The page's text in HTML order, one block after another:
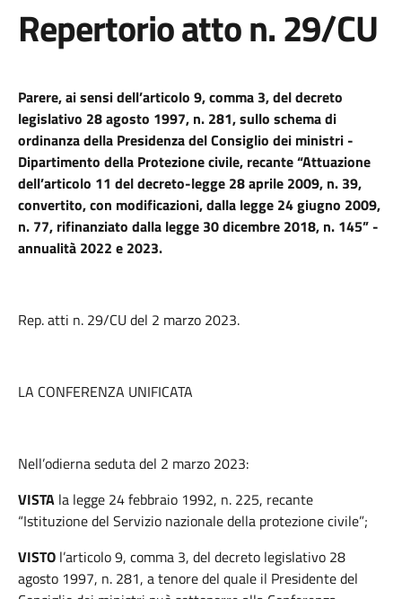
Repertorio atto n. 29/CU
Parere, ai sensi dell’articolo 9, comma 3, del decreto
legislativo 28 agosto 1997, n. 281, sullo schema di
ordinanza della Presidenza del Consiglio dei ministri -
Dipartimento della Protezione civile, recante “Attuazione
dell’articolo 11 del decreto-legge 28 aprile 2009, n. 39,
convertito, con modificazioni, dalla legge 24 giugno 2009,
n. 77, rifinanziato dalla legge 30 dicembre 2018, n. 145” -
annualità 2022 e 2023.
Rep. atti n. 29/CU del 2 marzo 2023.
LA CONFERENZA UNIFICATA
Nell’odierna seduta del 2 marzo 2023:
VISTA la legge 24 febbraio 1992, n. 225, recante
“Istituzione del Servizio nazionale della protezione civile”;
VISTO l’articolo 9, comma 3, del decreto legislativo 28
agosto 1997, n. 281, a tenore del quale il Presidente del